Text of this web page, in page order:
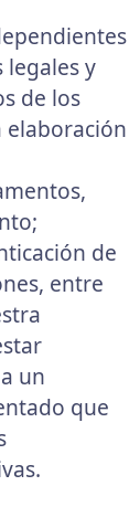
legales y
de los
elaboración
de
entre
un
que